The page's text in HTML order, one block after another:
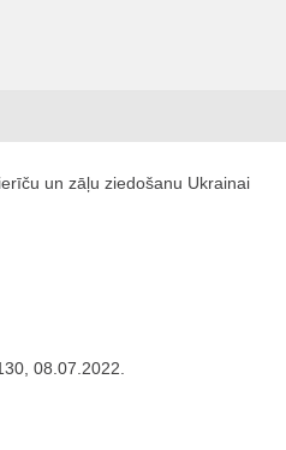
un zāļu ziedošanu Ukrainai
130, 08.07.2022.